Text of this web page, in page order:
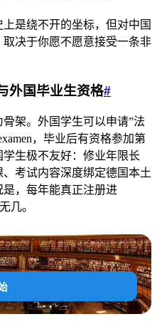
是绕不开的坐标，但对中国
决于你愿不愿意接受一条非
外国毕业生资格#
架。外国学生可以申请”法
，毕业后有资格参加第
生极不友好：修业年限长
、考试内容深度绑定德国本土
，每年能真正注册进
几。